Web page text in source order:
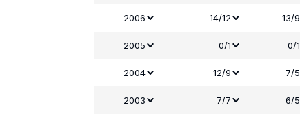
2006 14/12 13/9
2005 0/1 0/1
2004 12/9 7/5
2003 7/7 6/5